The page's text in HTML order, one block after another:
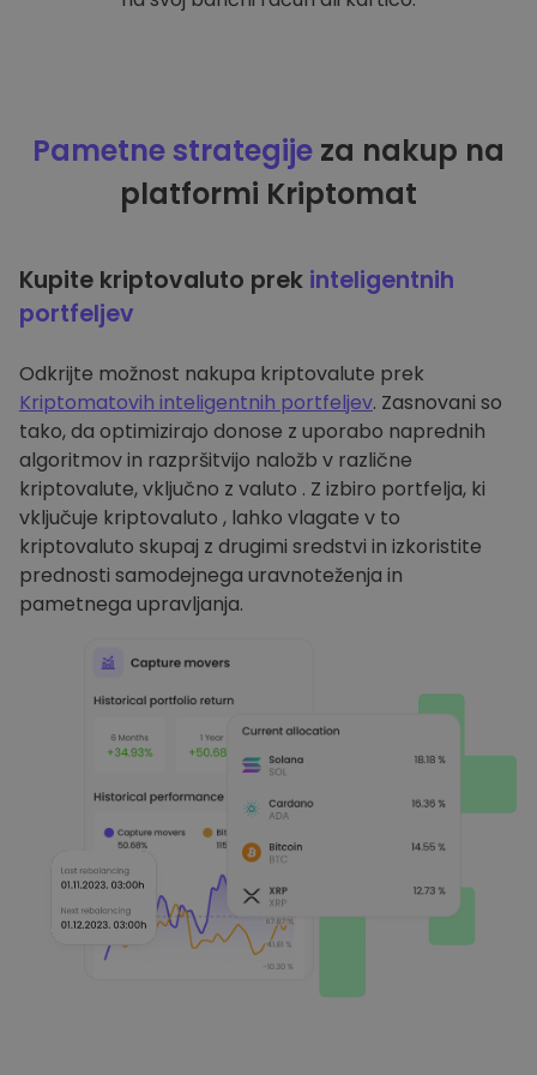
Pametne strategije za nakup na
platformi Kriptomat
Kupite kriptovaluto prek inteligentnih
portfeljev
Odkrijte možnost nakupa kriptovalute prek
Kriptomatovih inteligentnih portfeljev. Zasnovani so
tako, da optimizirajo donose z uporabo naprednih
algoritmov in razpršitvijo naložb v različne
kriptovalute, vključno z valuto . Z izbiro portfelja, ki
vključuje kriptovaluto , lahko vlagate v to
kriptovaluto skupaj z drugimi sredstvi in izkoristite
prednosti samodejnega uravnoteženja in
pametnega upravljanja.